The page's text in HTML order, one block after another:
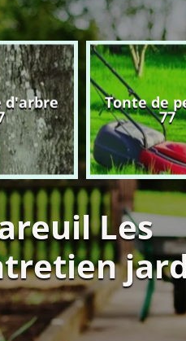
d'arbre Tonte de
77
Les